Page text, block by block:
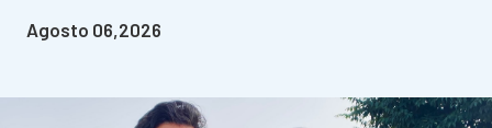
Agosto 06,2026